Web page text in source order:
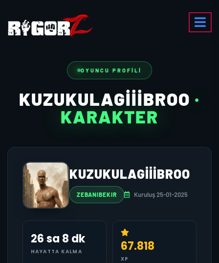
OYUNCU PROFILI
KUZUKULAGIIIBROO ·
KARAKTER
KUZUKULAGIIIBROO
ZEBANIBEKIR Kuruluş 25-01-2025
26 sa 8 dk
HAYATTA KALMA 67.818
XP